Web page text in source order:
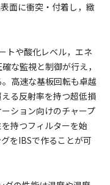
面に衝突・付着し，緻
トや酸化レベル，エネ
な監視と制御が行え，
高速な基板回転も卓越
る反射率を持つ超低損
ション向けのチャープ
持つフィルターを始
をIBSで作ることが可